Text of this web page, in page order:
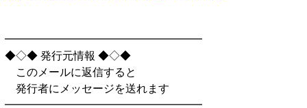
━━━━━━━━━━━━━━━━━━
◆◇◆ 発行元情報 ◆◇◆
このメールに返信すると
発行者にメッセージを送れます
━━━━━━━━━━━━━━━━━━